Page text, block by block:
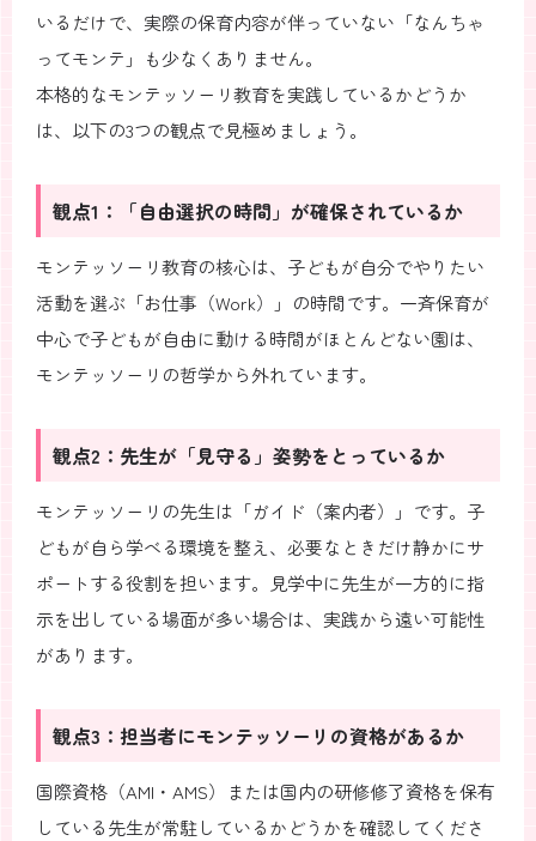
いるだけで、実際の保育内容が伴っていない「なんちゃ
ってモンテ」も少なくありません。
本格的なモンテッソーリ教育を実践しているかどうか
は、以下の3つの観点で見極めましょう。
観点1：「自由選択の時間」が確保されているか
モンテッソーリ教育の核心は、子どもが自分でやりたい
活動を選ぶ「お仕事（Work）」の時間です。一斉保育が
中心で子どもが自由に動ける時間がほとんどない園は、
モンテッソーリの哲学から外れています。
観点2：先生が「見守る」姿勢をとっているか
モンテッソーリの先生は「ガイド（案内者）」です。子
どもが自ら学べる環境を整え、必要なときだけ静かにサ
ポートする役割を担います。見学中に先生が一方的に指
示を出している場面が多い場合は、実践から遠い可能性
があります。
観点3：担当者にモンテッソーリの資格があるか
国際資格（AMI・AMS）または国内の研修修了資格を保有
している先生が常駐しているかどうかを確認してくださ